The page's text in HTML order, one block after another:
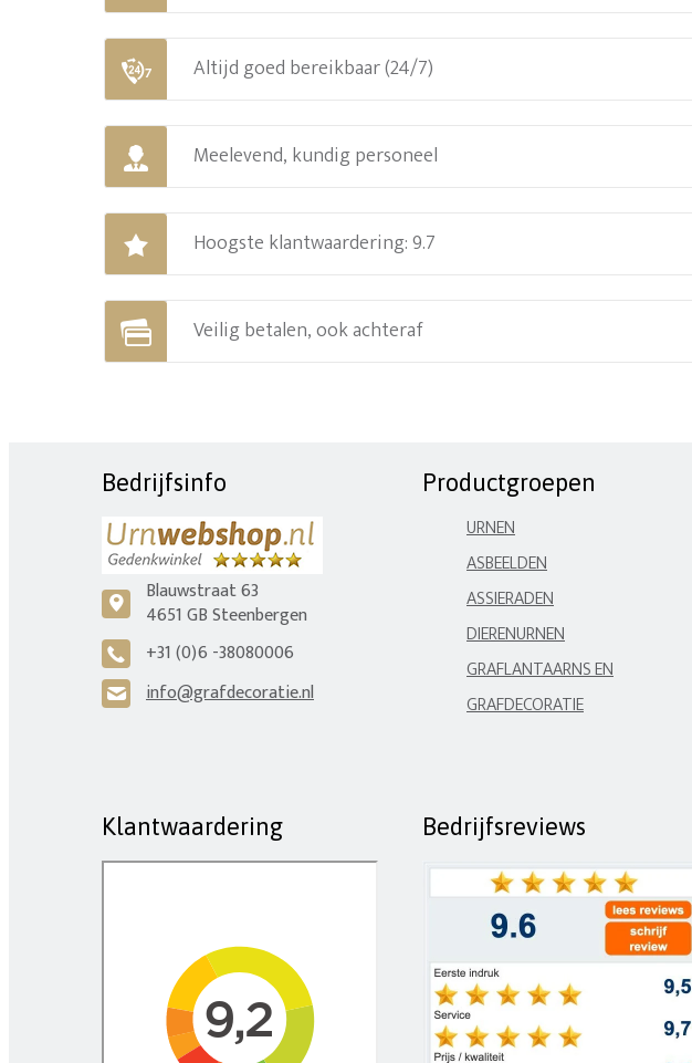
Altijd goed bereikbaar (24/7)
Meelevend, kundig personeel
Hoogste klantwaardering: 9.7
Veilig betalen, ook achteraf
Bedrijfsinfo
c
Blauwstraat 63
4651 GB Steenbergen
A +31 (0)6 -38080006
H info@grafdecoratie.nl
Productgroepen
URNEN
ASBEELDEN
ASSIERADEN
DIERENURNEN
GRAFLANTAARNS EN
GRAFDECORATIE
Klantwaardering Bedrijfsreviews